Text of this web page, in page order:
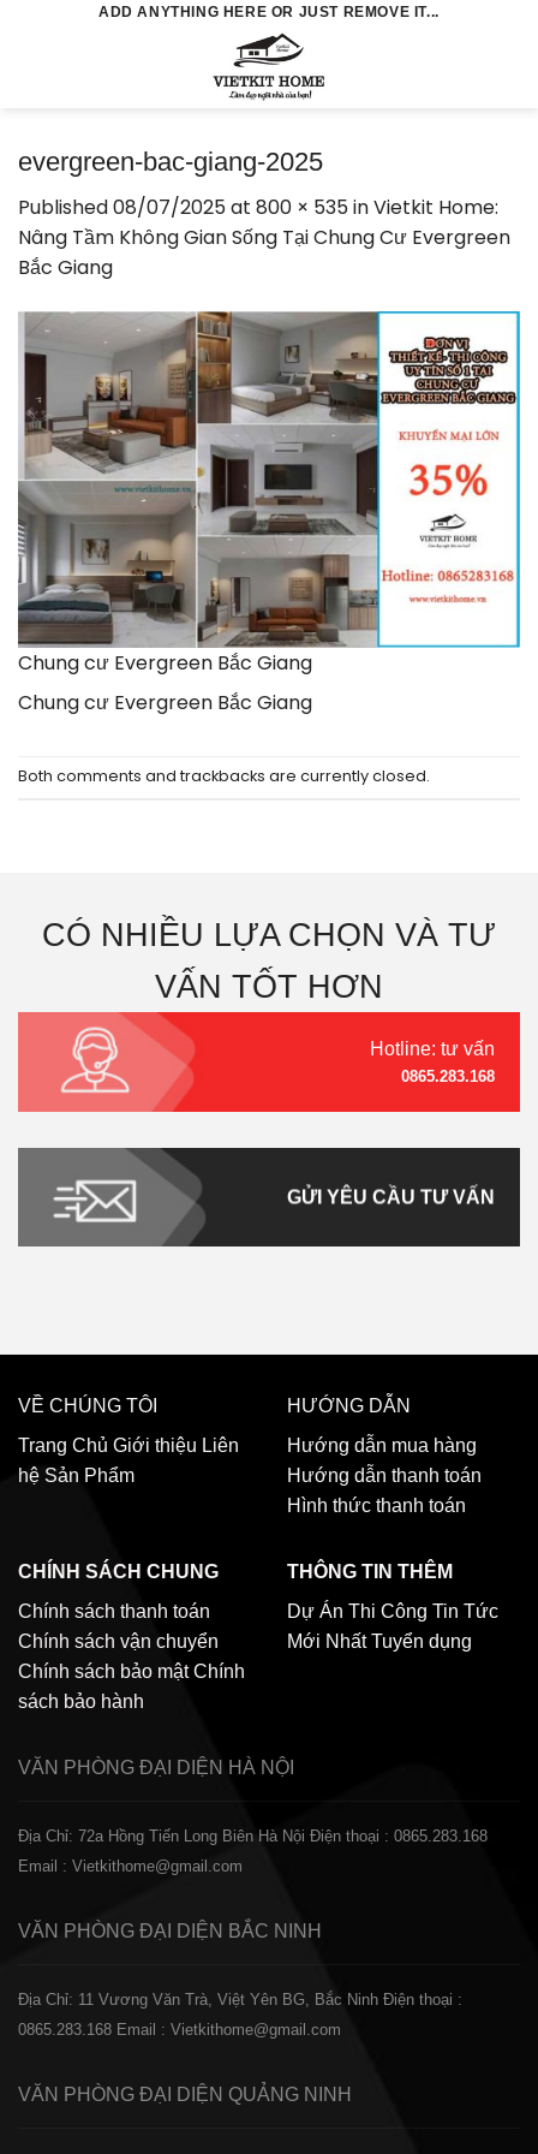
ADD ANYTHING HERE OR JUST REMOVE IT...
evergreen-bac-giang-2025
Published08/07/2025at 800 × 535inVietkit Home:
Nâng Tầm Không Gian Sống Tại Chung Cư Evergreen
Bắc Giang
Chung cư Evergreen Bắc Giang
Chung cư Evergreen Bắc Giang
Both comments and trackbacks are currently closed.
CÓ NHIỀU LỰA CHỌN VÀ TƯ
VẤN TỐT HƠN
Hotline: tư vấn
0865.283.168
GỬI YÊU CẦU TƯ VẤN
VỀ CHÚNG TÔI
Trang Chủ Giới thiệu Liên
hệ Sản Phẩm
HƯỚNG DẪN
Hướng dẫn mua hàng
Hướng dẫn thanh toán
Hình thức thanh toán
CHÍNH SÁCH CHUNG
Chính sách thanh toán
Chính sách vận chuyển
Chính sách bảo mật Chính
sách bảo hành
THÔNG TIN THÊM
Dự Án Thi Công Tin Tức
Mới Nhất Tuyển dụng
VĂN PHÒNG ĐẠI DIỆN HÀ NỘI
Địa Chỉ: 72a Hồng Tiến Long Biên Hà Nội Điện thoại : 0865.283.168
Email : Vietkithome@gmail.com
VĂN PHÒNG ĐẠI DIỆN BẮC NINH
Địa Chỉ: 11 Vương Văn Trà, Việt Yên BG, Bắc Ninh Điện thoại :
0865.283.168 Email : Vietkithome@gmail.com
VĂN PHÒNG ĐẠI DIỆN QUẢNG NINH